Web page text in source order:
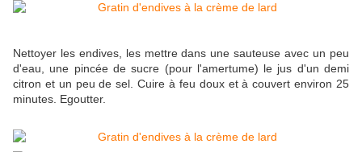
Nettoyer les endives, les mettre dans une sauteuse avec un peu
d'eau, une pincée de sucre (pour l'amertume) le jus d'un demi
citron et un peu de sel. Cuire à feu doux et à couvert environ 25
minutes. Egoutter.